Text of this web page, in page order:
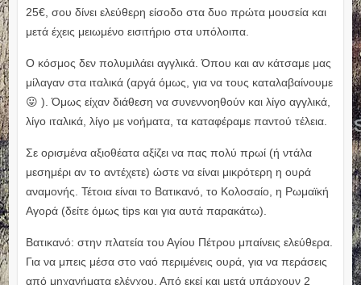
25€, σου δίνει ελεύθερη είσοδο στα δυο πρώτα μουσεία και
μετά έχεις μειωμένο εισιτήριο στα υπόλοιπα.
Ο κόσμος δεν πολυμιλάει αγγλικά. Όπου και αν κάτσαμε μας
μίλαγαν στα ιταλικά (αργά όμως, για να τους καταλαβαίνουμε
😛 ). Όμως είχαν διάθεση να συνεννοηθούν και λίγο αγγλικά,
λίγο ιταλικά, λίγο με νοήματα, τα καταφέραμε παντού τέλεια.
Σε ορισμένα αξιοθέατα αξίζει να πας πολύ πρωί (ή ντάλα
μεσημέρι αν το αντέχετε) ώστε να είναι μικρότερη η ουρά
αναμονής. Τέτοια είναι το Βατικανό, το Κολοσαίο, η Ρωμαϊκή
Αγορά (δείτε όμως tips και για αυτά παρακάτω).
Βατικανό: στην πλατεία του Αγίου Πέτρου μπαίνεις ελεύθερα.
Για να μπεις μέσα στο ναό περιμένεις ουρά, για να περάσεις
από μηχανήματα ελέγχου. Από εκεί και μετά υπάρχουν 2